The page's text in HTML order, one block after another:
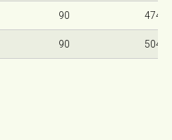
90 4740
90 5040